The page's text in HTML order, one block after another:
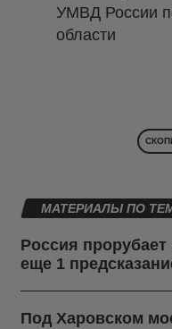
УМВД России
области
МАТЕРИАЛЫ ПО
Россия
еще 1
Под Харовском